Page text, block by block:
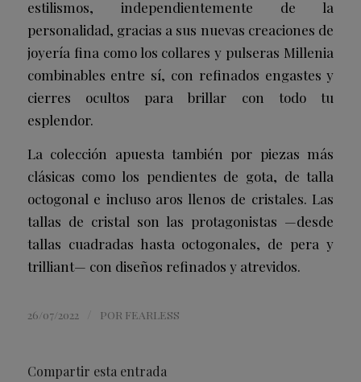
estilismos, independientemente de la
personalidad, gracias a sus nuevas creaciones de
joyería fina como los collares y pulseras Millenia
combinables entre sí, con refinados engastes y
cierres ocultos para brillar con todo tu
esplendor.
La colección apuesta también por piezas más
clásicas como los pendientes de gota, de talla
octogonal e incluso aros llenos de cristales. Las
tallas de cristal son las protagonistas —desde
tallas cuadradas hasta octogonales, de pera y
trilliant— con diseños refinados y atrevidos.
26/07/2022 POR FEARLESS
Compartir esta entrada